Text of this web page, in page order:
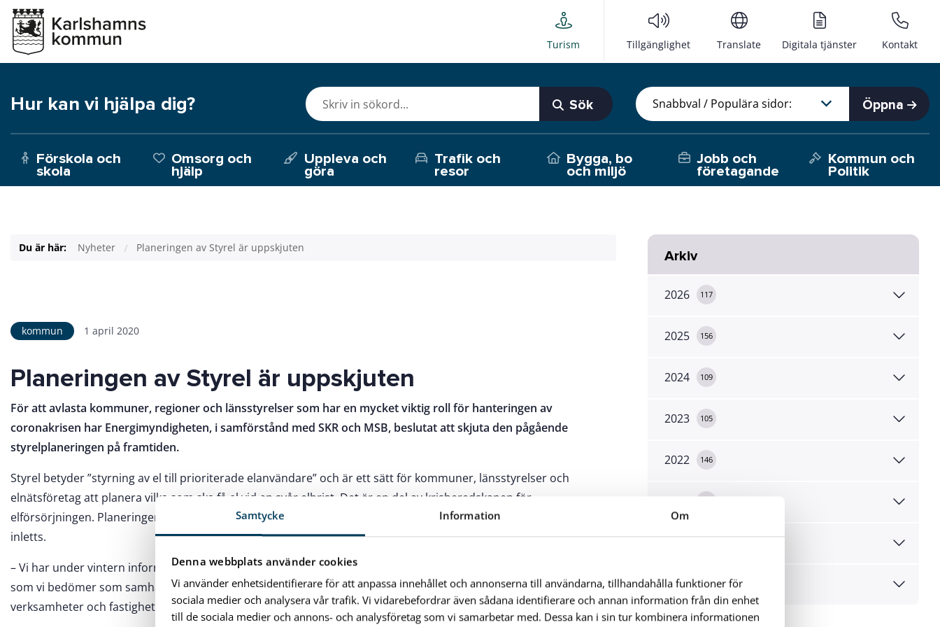
Samtycke Information Om
Denna webbplats använder cookies
Vi använder enhetsidentifierare för att anpassa innehållet och annonserna till användarna, tillhandahålla funktioner för
sociala medier och analysera vår trafik. Vi vidarebefordrar även sådana identifierare och annan information från din enhet
till de sociala medier och annons- och analysföretag som vi samarbetar med. Dessa kan i sin tur kombinera informationen
Turism Tillgänglighet Translate Digitala tjänster Kontakt
Hur kan vi hjälpa dig? Sök Öppna
Förskola och
skola
Omsorg och
hjälp
Uppleva och
göra
Trafik och
resor
Bygga, bo
och miljö
Jobb och
företagande
Kommun och
Politik
Du är här: Nyheter Planeringen av Styrel är uppskjuten
kommun 1 april 2020
Planeringen av Styrel är uppskjuten
För att avlasta kommuner, regioner och länsstyrelser som har en mycket viktig roll för hanteringen av
coronakrisen har Energimyndigheten, i samförstånd med SKR och MSB, beslutat att skjuta den pågående
styrelplaneringen på framtiden.
Styrel betyder ”styrning av el till prioriterade elanvändare” och är ett sätt för kommuner, länsstyrelser och
elnätsföretag att planera vilka som ska få el vid en svår elbrist. Det är en del av krisberedskapen för
elförsörjningen. Planeringen av styrel är inne i sin tredje omgång och kommunernas identifieringsarbete har
inletts.
– Vi har under vintern informerat om styrel internt i kommunen men också kontaktat vissa privata verksamheter
som vi bedömer som samhällsviktiga. Många har redan lämnat in uppgifter till kartläggningen av samhällsviktiga
verksamheter och fastigheter, säger Mats Hadartz, säkerhetschef i Karlshamns kommun.
Arkiv
2026 117
2025 156
2024 109
2023 105
2022 146
2019 42